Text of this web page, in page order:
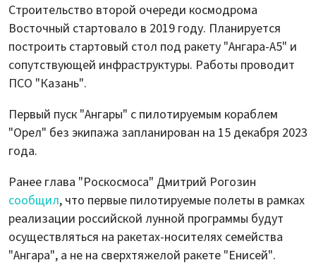
Строительство второй очереди космодрома
Восточный стартовало в 2019 году. Планируется
построить стартовый стол под ракету "Ангара-А5" и
сопутствующей инфраструктуры. Работы проводит
ПСО "Казань".
Первый пуск "Ангары" с пилотируемым кораблем
"Орел" без экипажа запланирован на 15 декабря 2023
года.
Ранее глава "Роскосмоса" Дмитрий Рогозин
сообщил, что первые пилотируемые полеты в рамках
реализации российской лунной программы будут
осуществляться на ракетах-носителях семейства
"Ангара", а не на сверхтяжелой ракете "Енисей".